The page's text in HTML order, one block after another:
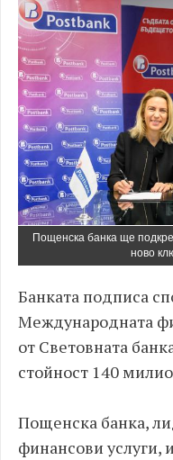
Пощенска банка ще
ново
Банката подписа
Международната
от Световната
стойност 140
Пощенска банка,
финансови услуги,